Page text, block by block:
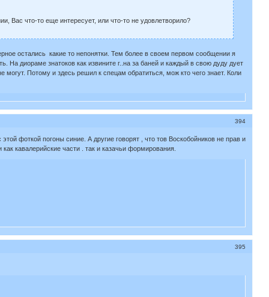
Вас что-то еще интересует, или что-то не удовлетворило?
остались какие то непонятки. Тем более в своем первом сообщении я
На диораме знатоков как извините г..на за баней и каждый в свою дуду дует
могут. Потому и здесь решил к спецам обратиться, мож кто чего знает. Коли
394
фоткой погоны синие. А другие говорят , что тов Воскобойников не прав и
кавалерийские части . так и казачьи формирования.
395